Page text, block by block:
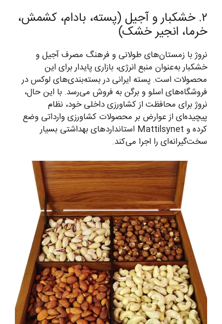
۲. خشکبار و آجیل (پسته، بادام، کشمش،
خرما، انجیر خشک)
نروژ با زمستان‌های طولانی و فرهنگ مصرف آجیل و
خشکبار به‌عنوان منبع انرژی، بازاری پایدار برای این
محصولات است. پسته ایرانی در بسته‌بندی‌های لوکس در
فروشگاه‌های اسلو و برگن به فروش می‌رسد. با این حال،
نروژ برای محافظت از کشاورزی داخلی خود، نظام
پیچیده‌ای از عوارض بر محصولات کشاورزی وارداتی وضع
کرده و Mattilsynet استانداردهای بهداشتی بسیار
سخت‌گیرانه‌ای را اجرا می‌کند.